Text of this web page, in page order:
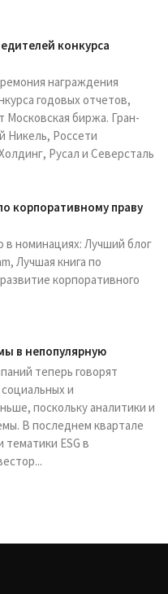
конкурса
награждения
годовых отчетов,
Московская биржа. Гран-
Никель, Россети
Русал и Северсталь
корпоративному праву
в номинациях: Лучший блог
Лучшая книга по
корпоративного
в непопулярную
теперь говорят
и
поскольку аналитики и
В последнем квартале
ESG в